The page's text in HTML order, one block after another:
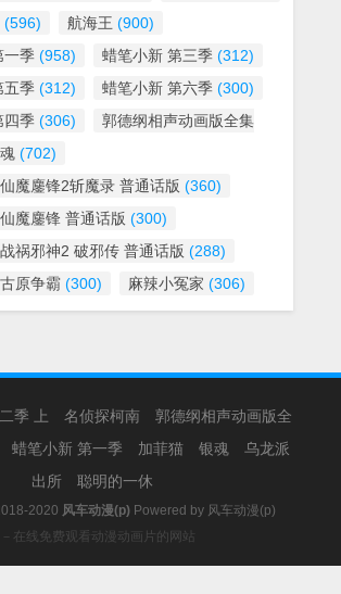
(596) 航海王 (900)
一季 (958) 蜡笔小新 第三季 (312)
五季 (312) 蜡笔小新 第六季 (300)
四季 (306)
郭德纲相声动画版全集
(702)
魔鏖锋2斩魔录 普通话版 (360)
魔鏖锋 普通话版 (300)
祸邪神2 破邪传 普通话版 (288)
原争霸 (300) 麻辣小冤家 (306)
季 上 名侦探柯南
郭德纲相声动画版全
蜡笔小新 第一季 加菲猫 银魂
乌龙派
出所
聪明的一休
2020 风车动漫(p) Powered by 风车动漫(p)
－在线免费观看动漫动画片的网站